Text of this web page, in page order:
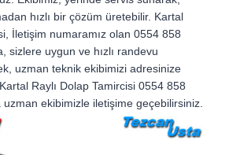
hızlı bir çözüm üretebilir. Kartal
İletişim numaramız olan 0554 858
sizlere uygun ve hızlı randevu
uzman teknik ekibimizi adresinize
Raylı Dolap Tamircisi 0554 858
ekibimizle iletişime geçebilirsiniz.